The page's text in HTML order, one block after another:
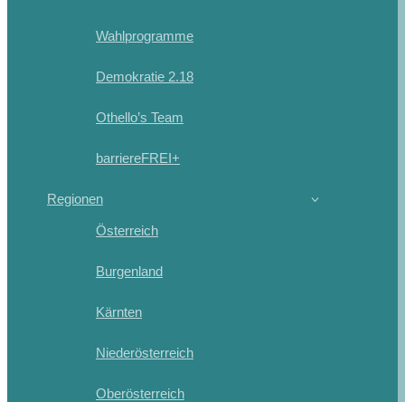
Wahlprogramme
Demokratie 2.18
Othello’s Team
barriereFREI+
Regionen
Österreich
Burgenland
Kärnten
Niederösterreich
Oberösterreich